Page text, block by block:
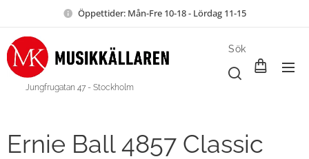
Öppettider: Mån-Fre 10-18 - Lördag 11-15
Jungfrugatan 47 - Stockholm
Sök
Ernie Ball 4857 Classic